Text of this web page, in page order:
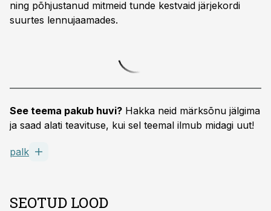
ning põhjustanud mitmeid tunde kestvaid järjekordi
suurtes lennujaamades.
See teema pakub huvi? Hakka neid märksõnu jälgima
ja saad alati teavituse, kui sel teemal ilmub midagi uut!
palk
SEOTUD LOOD